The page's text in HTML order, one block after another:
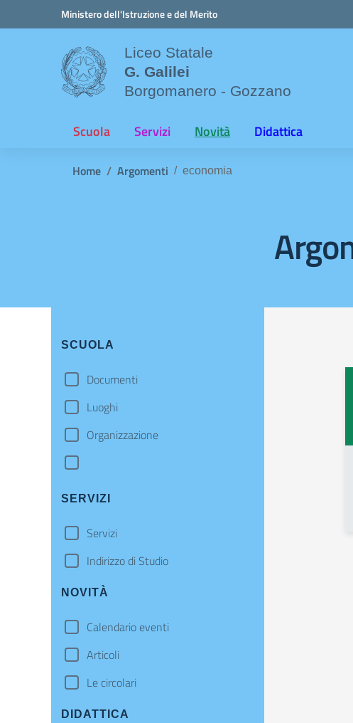
Vai ai contenuti
Vai al menu di navigazioneMinistero dell'Istruzione e del Merito
Liceo Statale
G. Galilei
Borgomanero - Gozzano
Scuola Servizi Novità Didattica
Home Argomenti economia
SCUOLA
Documenti
Luoghi
Organizzazione
SERVIZI
Servizi
Indirizzo di Studio
NOVITÀ
Calendario eventi
Articoli
Le circolari
DIDATTICA